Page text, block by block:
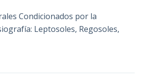
Condicionados por la
Leptosoles, Regosoles,